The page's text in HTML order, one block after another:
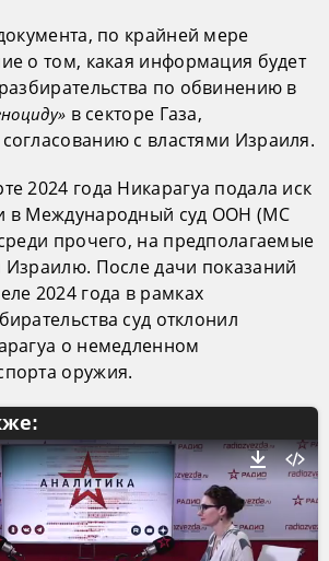
по крайней мере
о том, какая информация будет
по обвинению в
в секторе Газа,
с властями Израиля.
2024 года Никарагуа подала иск
в Международный суд ООН (МС
прочего, на предполагаемые
Израилю. После дачи показаний
2024 года в рамках
суд отклонил
о немедленном
оружия.